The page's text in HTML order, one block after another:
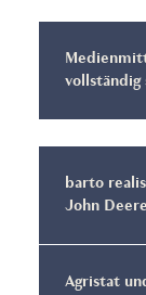
vollständig
barto
John
Agristat